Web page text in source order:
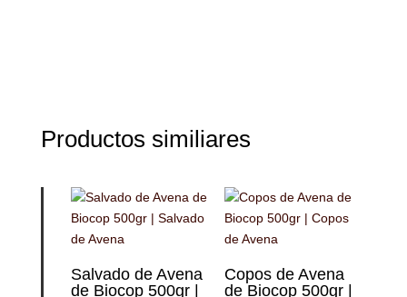
Productos similiares
Salvado de Avena
de Biocop 500gr |
Copos de Avena
de Biocop 500gr |